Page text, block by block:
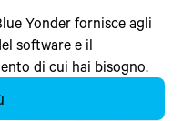
Yonder fornisce agli
software e il
di cui hai bisogno.